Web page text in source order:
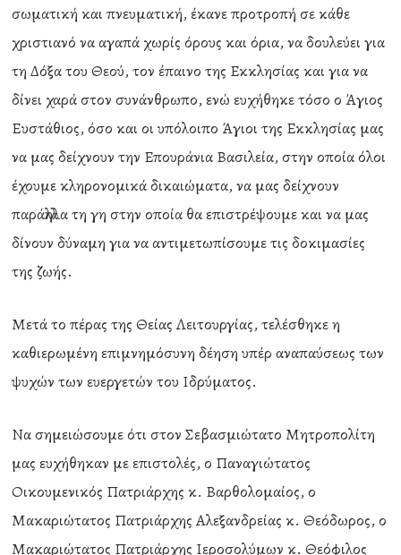
σωματική και πνευματική, έκανε προτροπή σε κάθε
χριστιανό να αγαπά χωρίς όρους και όρια, να δουλεύει για
τη Δόξα του Θεού, τον έπαινο της Εκκλησίας και για να
δίνει χαρά στον συνάνθρωπο, ενώ ευχήθηκε τόσο ο Άγιος
Ευστάθιος, όσο και οι υπόλοιπο Άγιοι της Εκκλησίας μας
να μας δείχνουν την Επουράνια Βασιλεία, στην οποία όλοι
έχουμε κληρονομικά δικαιώματα, να μας δείχνουν
παράλληλα τη γη στην οποία θα επιστρέψουμε και να μας
δίνουν δύναμη για να αντιμετωπίσουμε τις δοκιμασίες
της ζωής.
Μετά το πέρας της Θείας Λειτουργίας, τελέσθηκε η
καθιερωμένη επιμνημόσυνη δέηση υπέρ αναπαύσεως των
ψυχών των ευεργετών του Ιδρύματος.
Να σημειώσουμε ότι στον Σεβασμιώτατο Μητροπολίτη
μας ευχήθηκαν με επιστολές, ο Παναγιώτατος
Οικουμενικός Πατριάρχης κ. Βαρθολομαίος, ο
Μακαριώτατος Πατριάρχης Αλεξανδρείας κ. Θεόδωρος, ο
Μακαριώτατος Πατριάρχης Ιεροσολύμων κ. Θεόφιλος